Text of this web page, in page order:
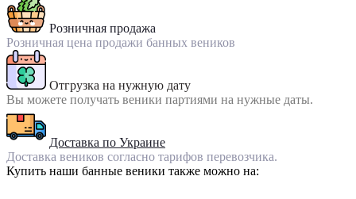
Розничная продажа
Розничная цена продажи банных веников
Отгрузка на нужную дату
Вы можете получать веники партиями на нужные даты.
Доставка по Украине
Доставка веников согласно тарифов перевозчика.
Купить наши банные веники также можно на: